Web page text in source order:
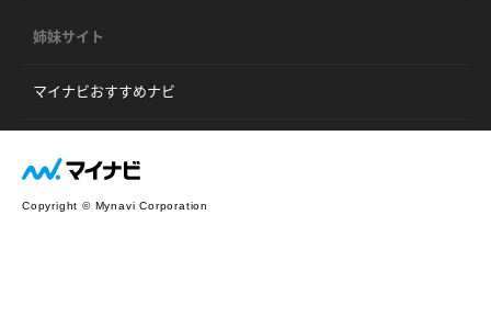
姉妹サイト
マイナビおすすめナビ
Copyright © Mynavi Corporation